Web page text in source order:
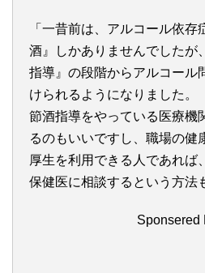
「一昔前は、アルコール依
酒』しかありませんでしたが
指導』の段階からアルコール
けられるようになりました。
節酒指導をやっている医療機
るのもいいですし、職場の健
厚生を利用できる人であれば
保健医に相談するという方法
Sponsered